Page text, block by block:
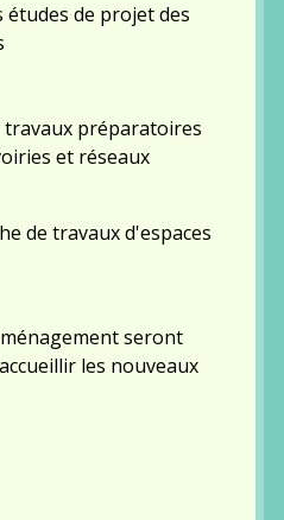
études de projet des
travaux préparatoires
et réseaux
de travaux d'espaces
seront
les nouveaux